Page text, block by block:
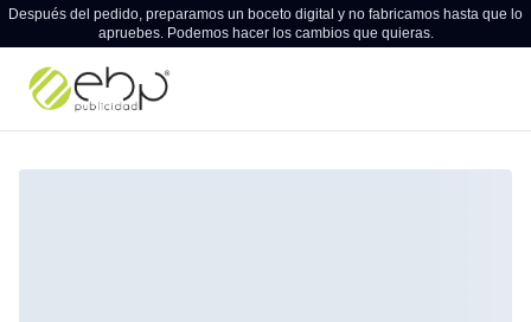
Después del pedido, preparamos un boceto digital y no fabricamos hasta que lo
apruebes. Podemos hacer los cambios que quieras.